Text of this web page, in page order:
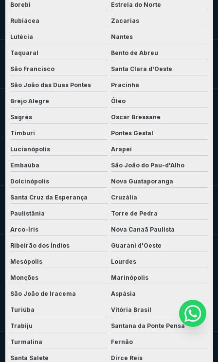
Borebi Estrela do Norte
Rubiácea Zacarias
Lutécia Nantes
Taquaral Bento de Abreu
São Francisco Santa Clara d'Oeste
São João das Duas Pontes Pracinha
Brejo Alegre Óleo
Sagres Oscar Bressane
Timburi Pontes Gestal
Lucianópolis Arapeí
Embaúba São João do Pau-d'Alho
Dolcinópolis Nova Guataporanga
Santa Cruz da Esperança Cruzália
Paulistânia Torre de Pedra
Arco-Íris Nova Canaã Paulista
Ribeirão dos Índios Guarani d'Oeste
Mesópolis Lourdes
Monções Marinópolis
São João de Iracema Aspásia
Turiúba Vitória Brasil
Trabiju Santana da Ponte Pensa
Turmalina Fernão
Santa Salete Dirce Reis